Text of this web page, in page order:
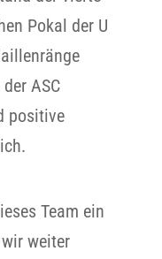
Pokal der U
ASC
positive
Team ein
weiter